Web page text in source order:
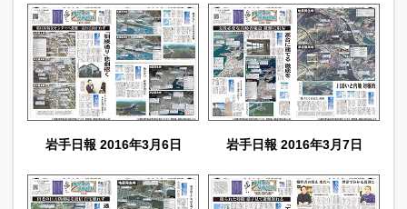
岩手日報 2016年3月6日 岩手日報 2016年3月7日